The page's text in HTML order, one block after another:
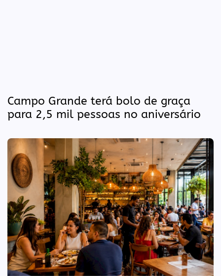
Campo Grande terá bolo de graça
para 2,5 mil pessoas no aniversário